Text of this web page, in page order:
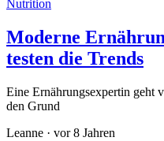
Nutrition
Moderne
testen die Trends
Eine Ernährungsexpertin geht
den Grund
Leanne · vor 8 Jahren